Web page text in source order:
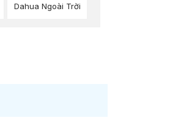
Dahua Ngoài Trời